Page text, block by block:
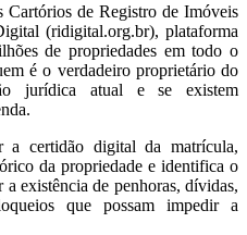
Cartórios de Registro de Imóveis
(ridigital.org.br), plataforma
de propriedades em todo o
é o verdadeiro proprietário do
jurídica atual e se existem
a certidão digital da matrícula,
da propriedade e identifica o
existência de penhoras, dívidas,
que possam impedir a